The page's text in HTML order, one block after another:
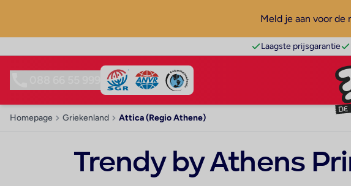
Meld je aan voor
Laagste prijsgarantie
Homepage Griekenland Attica (Regio Athene)
Trendy by Athens